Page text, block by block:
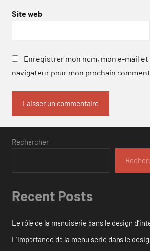
Site web
Enregistrer mon nom, mon e-mail et
navigateur pour mon prochain
Rechercher
Recent Posts
Le rôle de la menuiserie dans le design
L’importance de la menuiserie dans le